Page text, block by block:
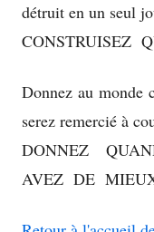
détruit en un seul
CONSTRUISEZ
Donnez au monde
serez remercié à
DONNEZ
AVEZ DE